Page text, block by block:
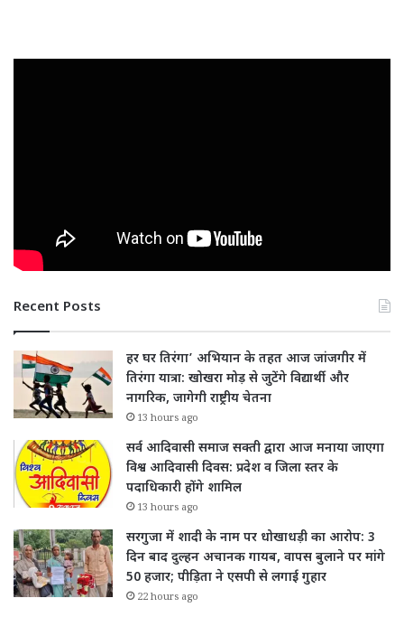
Recent Posts
हर घर तिरंगा’ अभियान के तहत आज जांजगीर में
तिरंगा यात्रा: खोखरा मोड़ से जुटेंगे विद्यार्थी और
नागरिक, जागेगी राष्ट्रीय चेतना
13 hours ago
सर्व आदिवासी समाज सक्ती द्वारा आज मनाया जाएगा
विश्व आदिवासी दिवस: प्रदेश व जिला स्तर के
पदाधिकारी होंगे शामिल
13 hours ago
सरगुजा में शादी के नाम पर धोखाधड़ी का आरोप: 3
दिन बाद दुल्हन अचानक गायब, वापस बुलाने पर मांगे
50 हजार; पीड़िता ने एसपी से लगाई गुहार
22 hours ago